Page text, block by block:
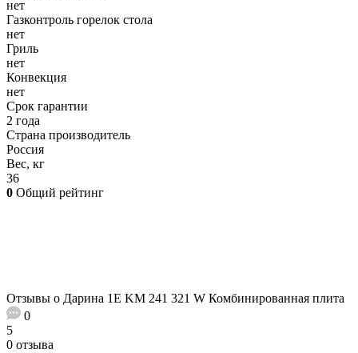
нет
Газконтроль горелок стола
нет
Гриль
нет
Конвекция
нет
Срок гарантии
2 года
Страна производитель
Россия
Вес, кг
36
0 Общий рейтинг
Отзывы о Дарина 1E KM 241 321 W Комбинированная плита
0
5
0 отзыва